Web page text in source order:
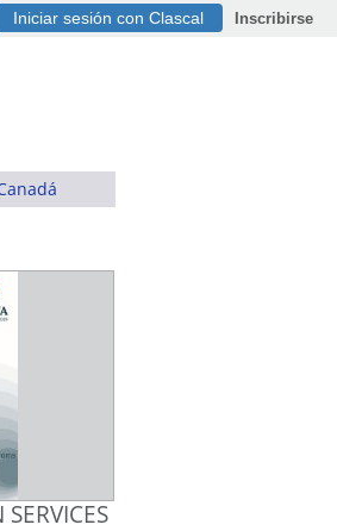
Iniciar sesión con Clascal Inscribirse